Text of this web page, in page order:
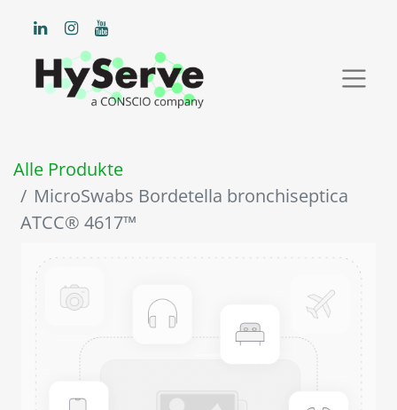
Alle Produkte
MicroSwabs Bordetella bronchiseptica
ATCC® 4617™